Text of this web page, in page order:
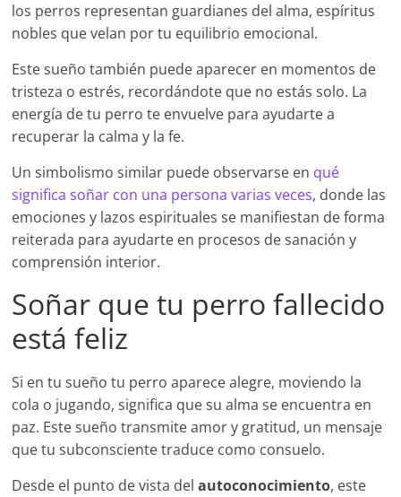
los perros representan guardianes del alma, espíritus
nobles que velan por tu equilibrio emocional.
Este sueño también puede aparecer en momentos de
tristeza o estrés, recordándote que no estás solo. La
energía de tu perro te envuelve para ayudarte a
recuperar la calma y la fe.
Un simbolismo similar puede observarse en qué
significa soñar con una persona varias veces, donde las
emociones y lazos espirituales se manifiestan de forma
reiterada para ayudarte en procesos de sanación y
comprensión interior.
Soñar que tu perro fallecido
está feliz
Si en tu sueño tu perro aparece alegre, moviendo la
cola o jugando, significa que su alma se encuentra en
paz. Este sueño transmite amor y gratitud, un mensaje
que tu subconsciente traduce como consuelo.
Desde el punto de vista delautoconocimiento, este